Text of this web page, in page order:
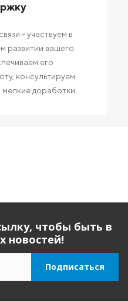
- участвуем в
развитии вашего
его
консультируем
доработки.
чтобы быть в
новостей!